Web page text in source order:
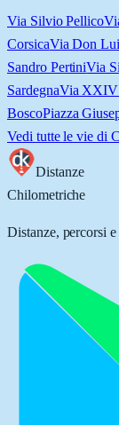
Via Silvio Pellico
CorsicaVia Don
Sandro PertiniVia
SardegnaVia XXIV
BoscoPiazza
Vedi tutte le vie di
Distanze
Chilometriche
Distanze, percorsi